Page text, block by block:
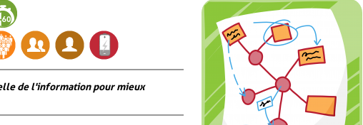
de l'information pour mieux